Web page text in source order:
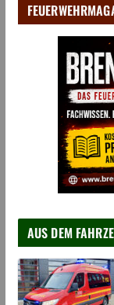
AUS DEM